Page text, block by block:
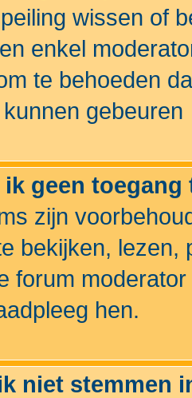
wissen of
enkel
te behoeden
gebeuren
geen
zijn
bekijken, lezen,
forum
hen.
niet stemmen